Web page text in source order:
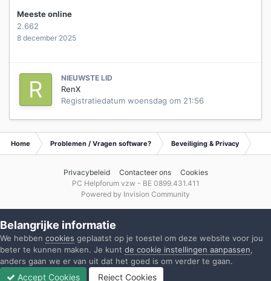
Meeste online
2.662
8 december 2025
NIEUWSTE LID
RenX
Registratiedatum woensdag om 21:56
Home Problemen / Vragen software? Beveiliging & Privacy
Privacybeleid Contacteer ons
Cookies
PC Helpforum vzw - BE 0899.431.411
Powered by Invision Community
Belangrijke informatie
We hebben cookies geplaatst op je toestel om deze website voor jou
beter te kunnen maken. Je kunt de cookie instellingen aanpassen,
anders gaan we er van uit dat het goed is om verder te gaan.
Accept Cookies Reject Cookies